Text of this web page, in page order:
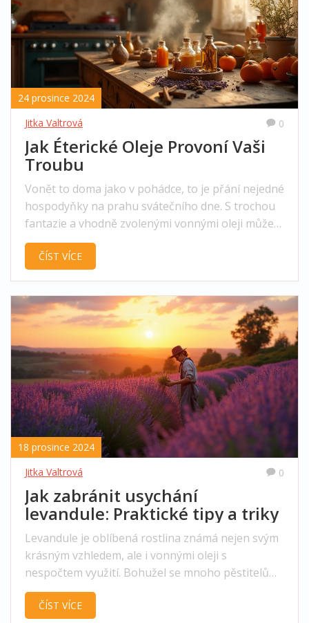
24 prosince 2024
Jitka Valtrová
0
Jak Éterické Oleje Provoní Vaši
Troubu
Vonět to doma jako v pohádce, to je přání nejedné
hospodyňky na prahu svátečního dne. S trochou
fantazie a vhodně zvolenými vonnými oleji můžete
svou troubu přeměnit na zdroj útulné vůně.
Tento článek nabídne tipy a rady, jak správně
efektivně provonět troubu a jaké oleje vybrat pro
různé příležitosti.
ČÍST VÍCE
18 prosince 2024
Jitka Valtrová
0
Jak zabránit usychání
levandule: Praktické tipy a triky
Levandule je oblíbená rostlina známá nejen svým
krásným vzhledem, ale i vonnými oleji s
nespočtem využití. Bohužel se mnoho pěstitelů
potýká s problémem, že jim tato voňavá bylina
usychá. Tento článek rozebírá časté příčiny
ČÍST VÍCE